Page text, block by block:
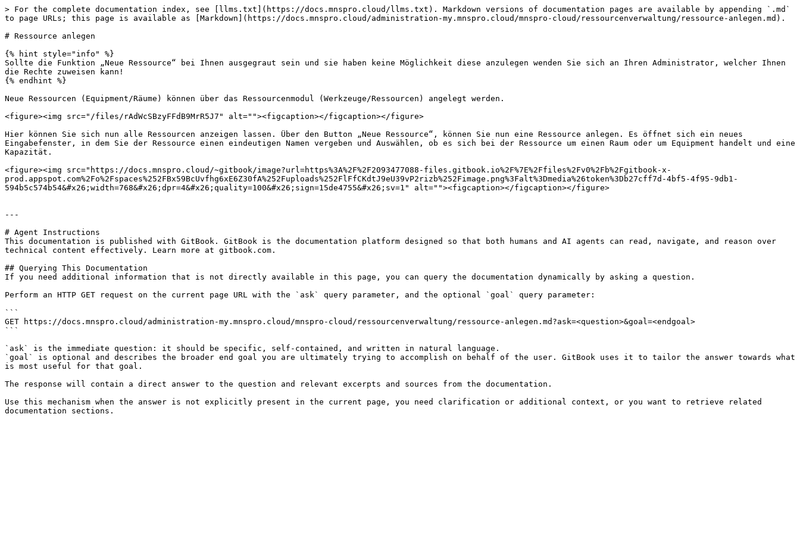
> For the complete documentation index, see [llms.txt](https://docs.mnspro.cloud/llms.txt). Markdown versions of documentation pages are available by appending `.md`
to page URLs; this page is available as [Markdown](https://docs.mnspro.cloud/administration-my.mnspro.cloud/mnspro-cloud/ressourcenverwaltung/ressource-anlegen.md).
# Ressource anlegen
{% hint style="info" %}
Sollte die Funktion „Neue Ressource“ bei Ihnen ausgegraut sein und sie haben keine Möglichkeit diese anzulegen wenden Sie sich an Ihren Administrator, welcher Ihnen
die Rechte zuweisen kann!
{% endhint %}
Neue Ressourcen (Equipment/Räume) können über das Ressourcenmodul (Werkzeuge/Ressourcen) angelegt werden.
<figure><img src="/files/rAdWcSBzyFFdB9MrR5J7" alt=""><figcaption></figcaption></figure>
Hier können Sie sich nun alle Ressourcen anzeigen lassen. Über den Button „Neue Ressource“, können Sie nun eine Ressource anlegen. Es öffnet sich ein neues
Eingabefenster, in dem Sie der Ressource einen eindeutigen Namen vergeben und Auswählen, ob es sich bei der Ressource um einen Raum oder um Equipment handelt und eine
Kapazität.
<figure><img src="https://docs.mnspro.cloud/~gitbook/image?url=https%3A%2F%2F2093477088-files.gitbook.io%2F%7E%2Ffiles%2Fv0%2Fb%2Fgitbook-x-
prod.appspot.com%2Fo%2Fspaces%252FBx59BcUvfhg6xE6Z30fA%252Fuploads%252FlFfCKdtJ9eU39vP2rizb%252Fimage.png%3Falt%3Dmedia%26token%3Db27cff7d-4bf5-4f95-9db1-
594b5c574b54&#x26;width=768&#x26;dpr=4&#x26;quality=100&#x26;sign=15de4755&#x26;sv=1" alt=""><figcaption></figcaption></figure>
---
# Agent Instructions
This documentation is published with GitBook. GitBook is the documentation platform designed so that both humans and AI agents can read, navigate, and reason over
technical content effectively. Learn more at gitbook.com.
## Querying This Documentation
If you need additional information that is not directly available in this page, you can query the documentation dynamically by asking a question.
Perform an HTTP GET request on the current page URL with the `ask` query parameter, and the optional `goal` query parameter:
```
GET https://docs.mnspro.cloud/administration-my.mnspro.cloud/mnspro-cloud/ressourcenverwaltung/ressource-anlegen.md?ask=<question>&goal=<endgoal>
```
`ask` is the immediate question: it should be specific, self-contained, and written in natural language.
`goal` is optional and describes the broader end goal you are ultimately trying to accomplish on behalf of the user. GitBook uses it to tailor the answer towards what
is most useful for that goal.
The response will contain a direct answer to the question and relevant excerpts and sources from the documentation.
Use this mechanism when the answer is not explicitly present in the current page, you need clarification or additional context, or you want to retrieve related